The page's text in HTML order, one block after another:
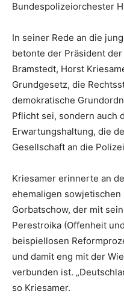
Bundespolizeiorchester
In seiner Rede an die
betonte der Präsident
Bramstedt, Horst
Grundgesetz, die
demokratische
Pflicht sei, sondern auch
Erwartungshaltung, die
Gesellschaft an die
Kriesamer erinnerte an
ehemaligen sowjetischen
Gorbatschow, der mit
Perestroika (Offenheit
beispiellosen
und damit eng mit der
verbunden ist.
so Kriesamer.